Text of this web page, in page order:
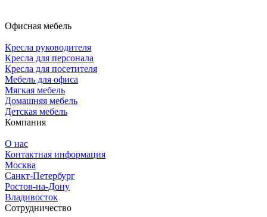
Офисная мебель
Кресла руководителя
Кресла для персонала
Кресла для посетителя
Мебель для офиса
Мягкая мебель
Домашняя мебель
Детская мебель
Компания
О нас
Контактная информация
Москва
Санкт-Петербург
Ростов-на-Дону
Владивосток
Сотрудничество